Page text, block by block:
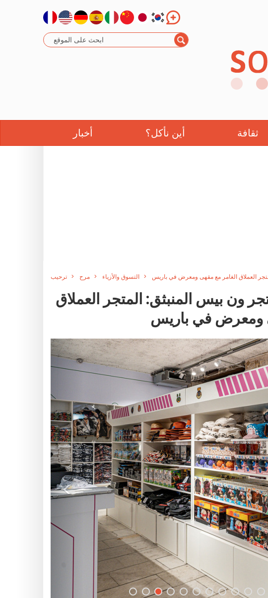
أخبار أين نأكل؟ ثقافة
ترحيب مرح التسوق والأزياء العملاق الغامر مع مقهى ومعرض في باريس
ون بيس المنبثق: المتجر العملاق
ومعرض في باريس
<